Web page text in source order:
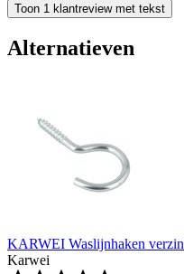
Toon 1 klantreview met tekst
Alternatieven
KARWEI Waslijnhaken
Karwei